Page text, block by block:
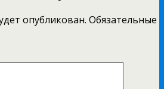
опубликован. Обязательные